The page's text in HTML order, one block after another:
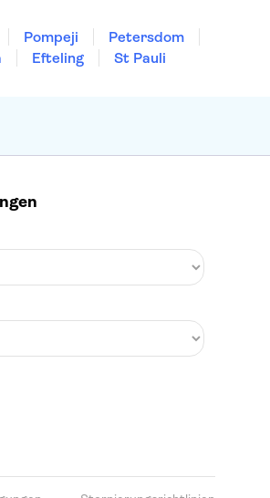
Pompeji
Petersdom
Efteling
St Pauli